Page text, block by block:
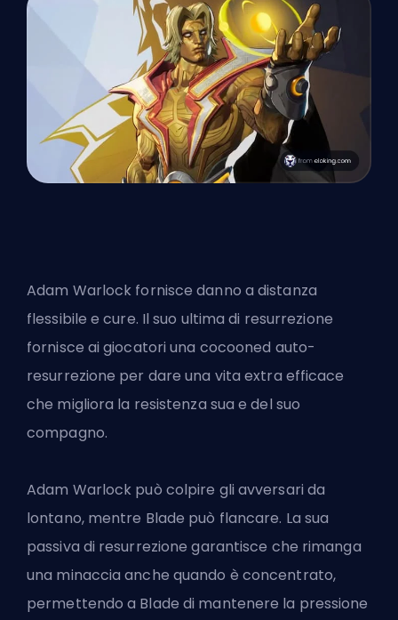
Adam Warlock fornisce danno a distanza
flessibile e cure. Il suo ultima di resurrezione
fornisce ai giocatori una cocooned auto-
resurrezione per dare una vita extra efficace
che migliora la resistenza sua e del suo
compagno.
Adam Warlock può colpire gli avversari da
lontano, mentre Blade può flancare. La sua
passiva di resurrezione garantisce che rimanga
una minaccia anche quando è concentrato,
permettendo a Blade di mantenere la pressione